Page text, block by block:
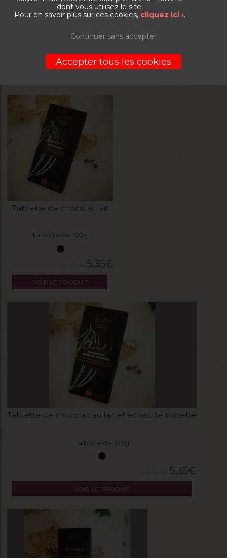
6,00€
Tablette de chocolat lait
La boite de 100g
5,35€
VOIR LE PRODUIT
Tablette de chocolat au lait et eclats de noisette
La boite de 100g
5,35€
VOIR LE PRODUIT
dont vous utilisez le site.
Pour en savoir plus sur ces cookies, cliquez ici ›.
Continuer sans accepter
Accepter tous les cookies